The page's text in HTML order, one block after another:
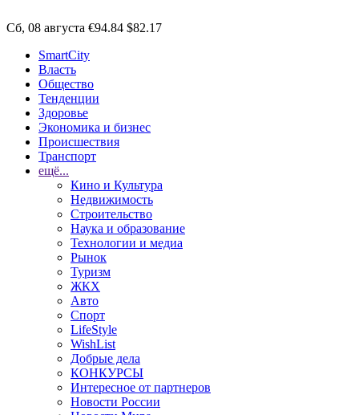
Сб, 08 августа €94.84 $82.17
SmartCity
Власть
Общество
Тенденции
Здоровье
Экономика и бизнес
Происшествия
Транспорт
ещё...
Кино и Культура
Недвижимость
Строительство
Наука и образование
Технологии и медиа
Рынок
Туризм
ЖКХ
Авто
Спорт
LifeStyle
WishList
Добрые дела
КОНКУРСЫ
Интересное от партнеров
Новости России